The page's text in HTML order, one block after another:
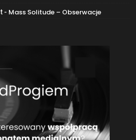
- Mass Solitude – Obserwacje